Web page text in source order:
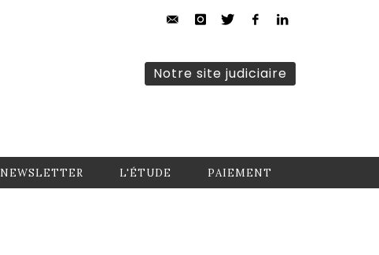
Notre site judiciaire
NEWSLETTER L'ÉTUDE PAIEMENT